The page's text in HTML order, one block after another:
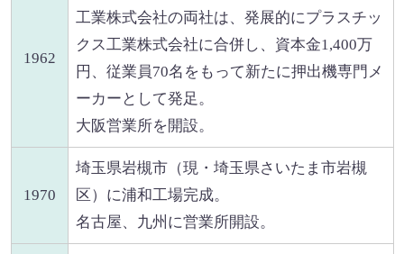
1962
工業株式会社の両社は、発展的にプラスチッ
クス工業株式会社に合併し、資本金1,400万
円、従業員70名をもって新たに押出機専門メ
ーカーとして発足。
大阪営業所を開設。
1970
埼玉県岩槻市（現・埼玉県さいたま市岩槻
区）に浦和工場完成。
名古屋、九州に営業所開設。